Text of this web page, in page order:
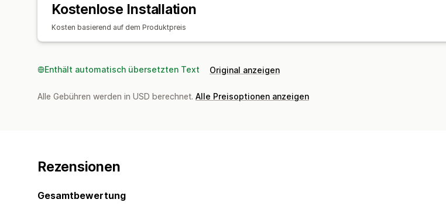
Kostenlose Installation
Kosten basierend auf dem Produktpreis
Enthält automatisch übersetzten Text Original anzeigen
Alle Gebühren werden in USD berechnet. Alle Preisoptionen anzeigen
Rezensionen
Gesamtbewertung